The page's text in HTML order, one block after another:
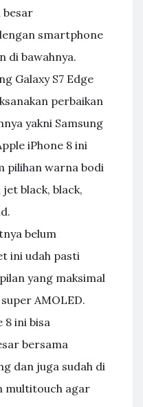
besar
smartphone
di bawahnya.
Galaxy S7 Edge
perbaikan
yakni Samsung
iPhone 8 ini
pilihan warna bodi
black, black,
belum
ini udah pasti
yang maksimal
AMOLED.
8 ini bisa
bersama
dan juga sudah di
multitouch agar